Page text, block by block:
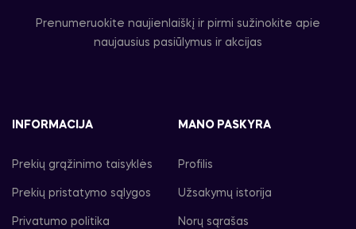
Prenumeruokite naujienlaiškį ir pirmi sužinokite apie
naujausius pasiūlymus ir akcijas
INFORMACIJA
Prekių grąžinimo taisyklės
Prekių pristatymo sąlygos
Privatumo politika
MANO PASKYRA
Profilis
Užsakymų istorija
Norų sąrašas